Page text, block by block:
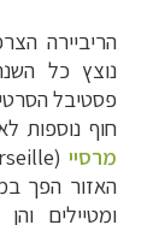
הריביירה
נוצץ כל
פסטיבל
חוף נוספות
מרסיי (
האזור הפך
ומטיילים